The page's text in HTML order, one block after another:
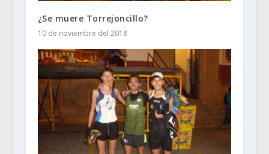
¿Se muere Torrejoncillo?
10 de noviembre del 2018